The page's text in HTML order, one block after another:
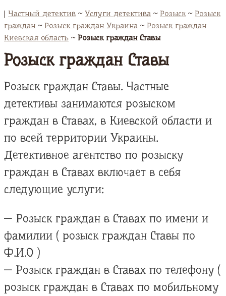
| Частный детектив ~ Услуги детектива ~ Розыск~ Розыск
граждан ~ Розыск граждан Украина ~ Розыск граждан
Киевская область ~ Розыск граждан Ставы
Розыск граждан Ставы
Розыск граждан Ставы. Частные
детективы занимаются розыском
граждан в Ставах, в Киевской области и
по всей территории Украины.
Детективное агентство по розыску
граждан в Ставах включает в себя
следующие услуги:
— Розыск граждан в Ставах по имени и
фамилии ( розыск граждан Ставы по
Ф.И.О )
— Розыск граждан в Ставах по телефону (
розыск граждан в Ставах по мобильному